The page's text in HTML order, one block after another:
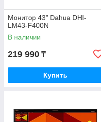
Монитор 43" Dahua DHI-
LM43-F400N
В наличии
219 990 ₸
Купить